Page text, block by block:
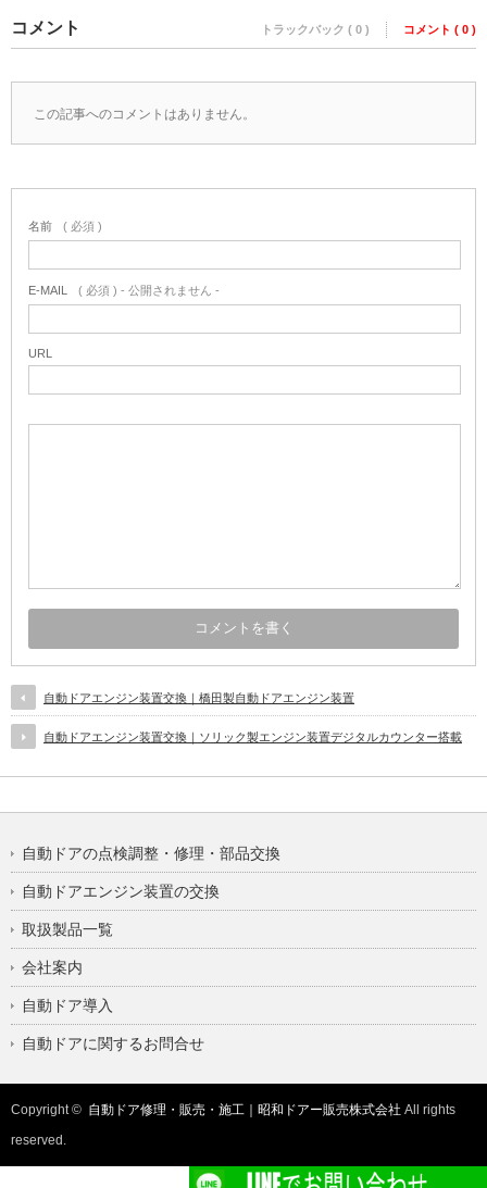
コメント トラックバック ( 0 ) コメント ( 0 )
この記事へのコメントはありません。
名前 ( 必須 )
E-MAIL ( 必須 ) - 公開されません -
URL
自動ドアエンジン装置交換｜橋田製自動ドアエンジン装置
自動ドアエンジン装置交換｜ソリック製エンジン装置デジタルカウンター搭載
自動ドアの点検調整・修理・部品交換
自動ドアエンジン装置の交換
取扱製品一覧
会社案内
自動ドア導入
自動ドアに関するお問合せ
Copyright © 自動ドア修理・販売・施工｜昭和ドアー販売株式会社 All rights
reserved.